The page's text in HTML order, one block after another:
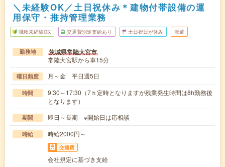
＼未経験OK／土日祝休み＊建物付帯設備の運
用保守・推持管理業務
職種未経験OK 交通費別途支給あり 土日祝日が休み 派遣
勤務地 茨城県常陸大宮市
常陸大宮駅から車15分
曜日頻度 月～金 平日週5日
時間
9:30～17:30（7ｈ定時となりますが残業発生時間は8h勤務後
となります）
期間 即日～長期 ※開始日は応相談
時給 時給2000円～
交通費
会社規定に基づき支給